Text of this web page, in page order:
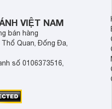
VIỆT NAM
bán hàng
Quan, Đống Đa,
số 0106373516,